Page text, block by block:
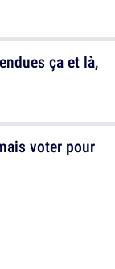
ça et là,
voter pour